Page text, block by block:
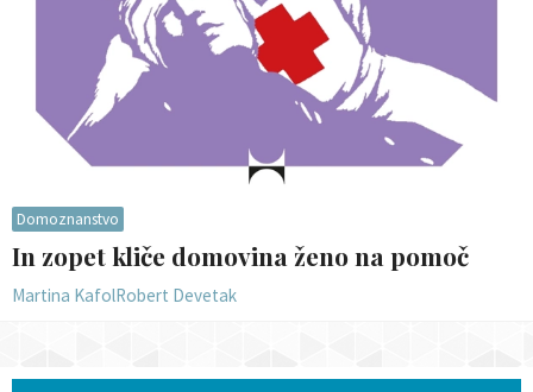
Domoznanstvo
In zopet kliče domovina ženo na pomoč
Martina KafolRobert Devetak